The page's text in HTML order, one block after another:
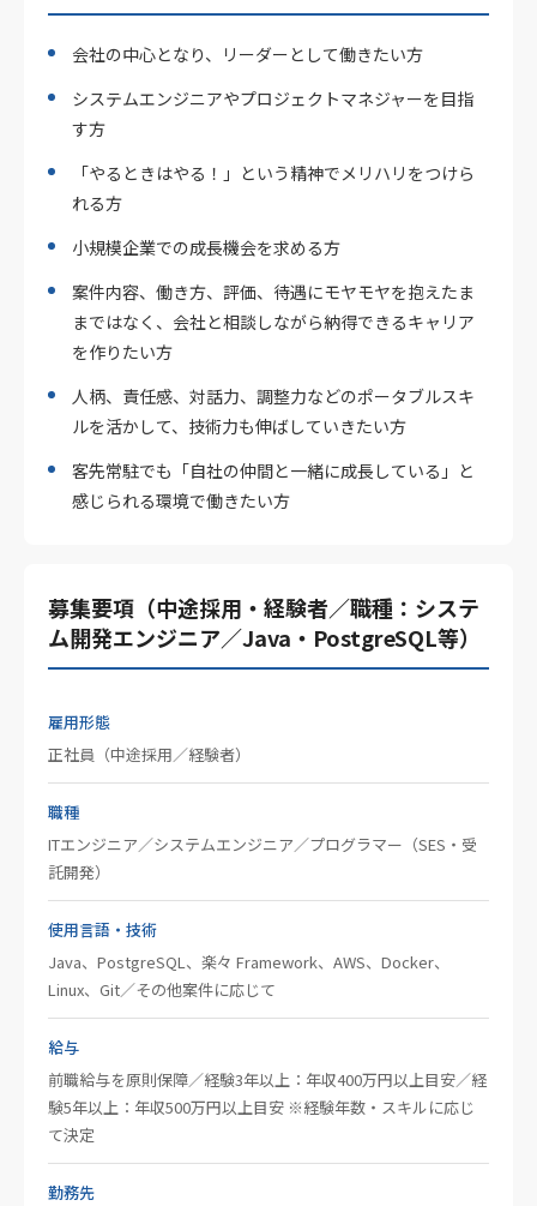
会社の中心となり、リーダーとして働きたい方
システムエンジニアやプロジェクトマネジャーを目指
す方
「やるときはやる！」という精神でメリハリをつけら
れる方
小規模企業での成長機会を求める方
案件内容、働き方、評価、待遇にモヤモヤを抱えたま
まではなく、会社と相談しながら納得できるキャリア
を作りたい方
人柄、責任感、対話力、調整力などのポータブルスキ
ルを活かして、技術力も伸ばしていきたい方
客先常駐でも「自社の仲間と一緒に成長している」と
感じられる環境で働きたい方
募集要項（中途採用・経験者／職種：システ
ム開発エンジニア／Java・PostgreSQL等）
雇用形態
正社員（中途採用／経験者）
職種
ITエンジニア／システムエンジニア／プログラマー（SES・受
託開発）
使用言語・技術
Java、PostgreSQL、楽々 Framework、AWS、Docker、
Linux、Git／その他案件に応じて
給与
前職給与を原則保障／経験3年以上：年収400万円以上目安／経
験5年以上：年収500万円以上目安 ※経験年数・スキルに応じ
て決定
勤務先